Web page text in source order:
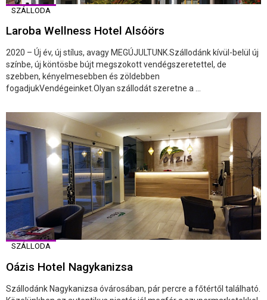
SZÁLLODA
Laroba Wellness Hotel Alsóörs
2020 – Új év, új stílus, avagy MEGÚJULTUNK.Szállodánk kívül-belül új
színbe, új köntösbe bújt megszokott vendégszeretettel, de
szebben, kényelmesebben és zöldebben
fogadjukVendégeinket.Olyan szállodát szeretne a ...
SZÁLLODA
Oázis Hotel Nagykanizsa
Szállodánk Nagykanizsa óvárosában, pár percre a főtértől található.